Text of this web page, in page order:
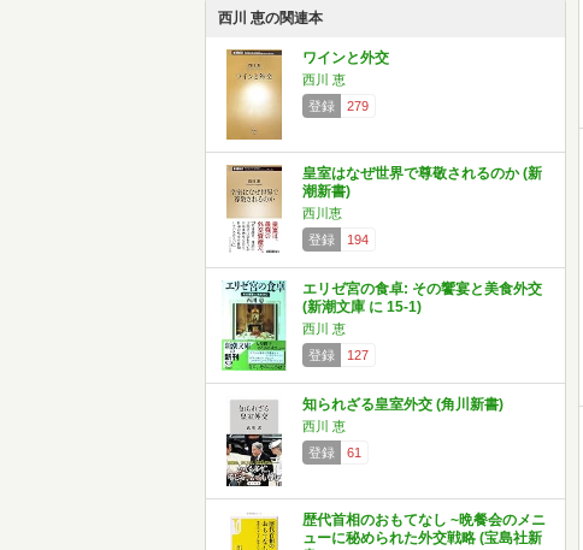
西川 恵の関連本
ワインと外交
西川 恵
登録
279
皇室はなぜ世界で尊敬されるのか (新
潮新書)
西川恵
登録
194
エリゼ宮の食卓: その饗宴と美食外交
(新潮文庫 に 15-1)
西川 恵
登録
127
知られざる皇室外交 (角川新書)
西川 恵
登録
61
歴代首相のおもてなし ~晩餐会のメニ
ューに秘められた外交戦略 (宝島社新